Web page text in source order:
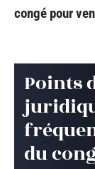
congé pour
Points
du